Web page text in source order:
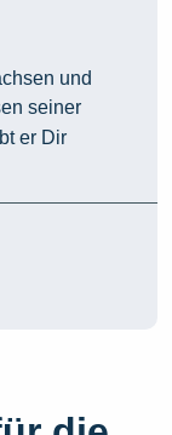
und
seiner
er Dir